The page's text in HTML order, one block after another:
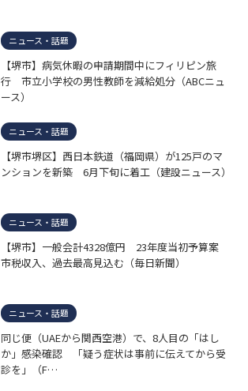
ニュース・話題
【堺市】病気休暇の申請期間中にフィリピン旅
行 市立小学校の男性教師を減給処分（ABCニュ
ース）
ニュース・話題
【堺市堺区】西日本鉄道（福岡県）が125戸のマ
ンションを新築 6月下旬に着工（建設ニュース）
ニュース・話題
【堺市】一般会計4328億円 23年度当初予算案
市税収入、過去最高見込む（毎日新聞）
ニュース・話題
同じ便（UAEから関西空港）で、8人目の「はし
か」感染確認 「疑う症状は事前に伝えてから受
診を」（F…